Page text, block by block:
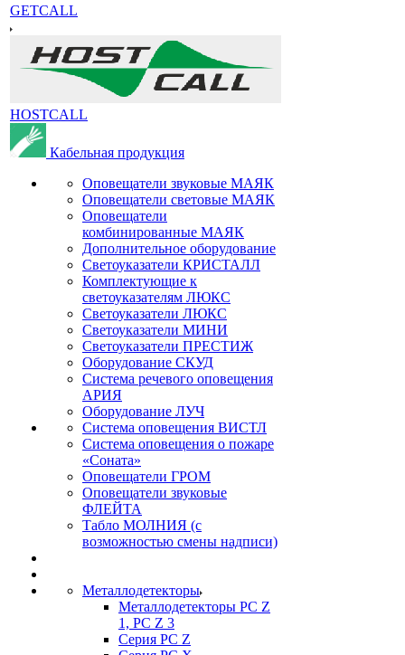
GETCALL
HOSTCALL
Кабельная продукция
Оповещатели звуковые МАЯК
Оповещатели световые МАЯК
Оповещатели
комбинированные МАЯК
Дополнительное оборудование
Светоуказатели КРИСТАЛЛ
Комплектующие к
светоуказателям ЛЮКС
Светоуказатели ЛЮКС
Светоуказатели МИНИ
Светоуказатели ПРЕСТИЖ
Оборудование СКУД
Система речевого оповещения
АРИЯ
Оборудование ЛУЧ
Система оповещения ВИСТЛ
Система оповещения о пожаре
«Соната»
Оповещатели ГРОМ
Оповещатели звуковые
ФЛЕЙТА
Табло МОЛНИЯ (с
возможностью смены надписи)
Металлодетекторы
Металлодетекторы РС Z
1, PC Z 3
Серия РС Z